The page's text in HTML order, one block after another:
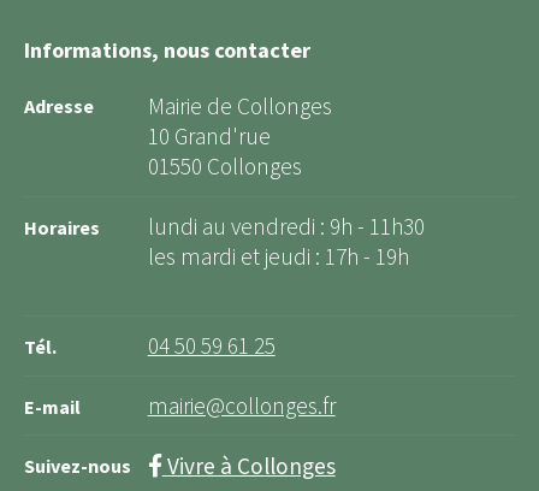
Informations, nous contacter
Adresse
Mairie de Collonges
10 Grand'rue
01550 Collonges
Horaires
lundi au vendredi : 9h - 11h30
les mardi et jeudi : 17h - 19h
Tél. 04 50 59 61 25
E-mail mairie@collonges.fr
Suivez-nous Vivre à Collonges